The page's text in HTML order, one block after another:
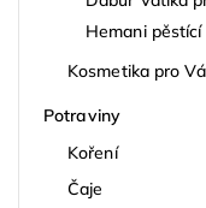
Hemani
Kosmetika pro
Potraviny
Koření
Čaje